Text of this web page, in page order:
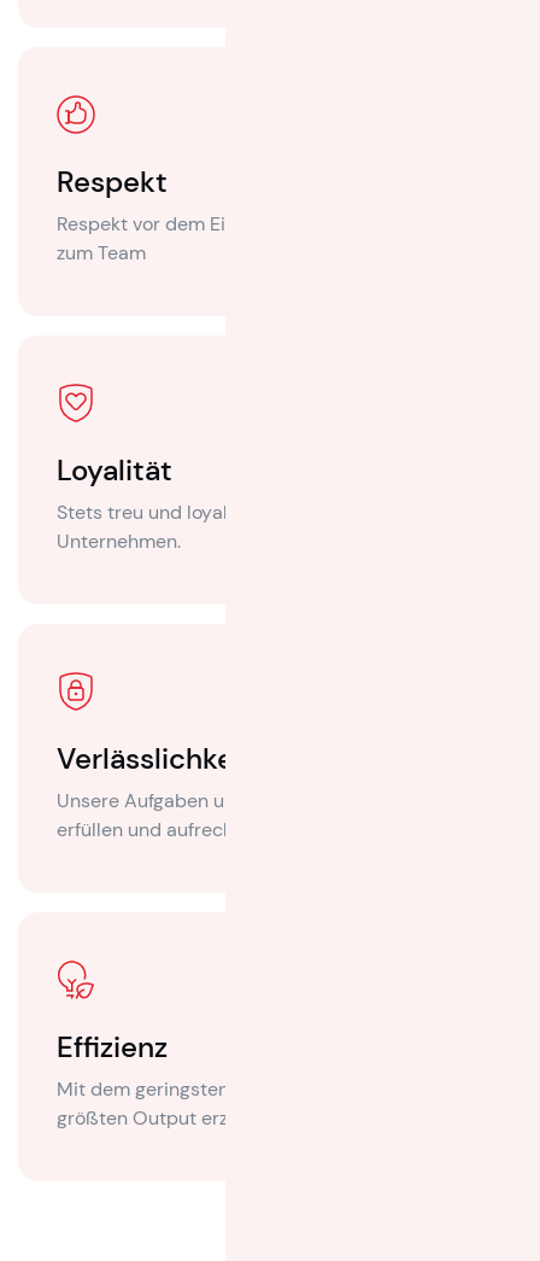
Respekt
Respekt vor dem Einzelnen und seinem Beitrag
zum Team
Loyalität
Stets treu und loyal gegenüber unserem
Unternehmen.
Verlässlichkeit
Unsere Aufgaben unter allen Umständen
erfüllen und aufrechterhalten
Effizienz
Mit dem geringsten Aufwand an Inputs den
größten Output erzielen